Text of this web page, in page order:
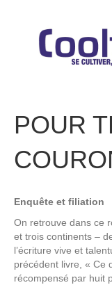
POUR
Enquête et filiation
On retrouve dans ce
et trois continents –
l’écriture vive et
précédent livre, « Ce
récompensé par huit